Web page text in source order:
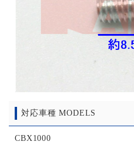
対応車種 MODELS
CBX1000